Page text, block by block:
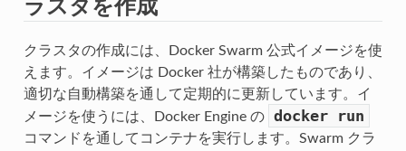
クラスタの作成には、Docker Swarm 公式イメージを使
えます。イメージは Docker 社が構築したものであり、
適切な自動構築を通して定期的に更新しています。イ
メージを使うには、Docker Engine の
docker run
コマンドを通してコンテナを実行します。Swarm クラ